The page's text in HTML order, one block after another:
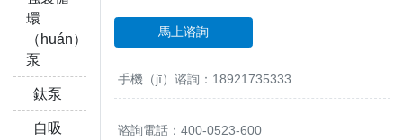
環
（huán）
泵
鈦泵
自吸
馬上谘詢
手機（jī）谘詢：18921735333
谘詢電話：400-0523-600